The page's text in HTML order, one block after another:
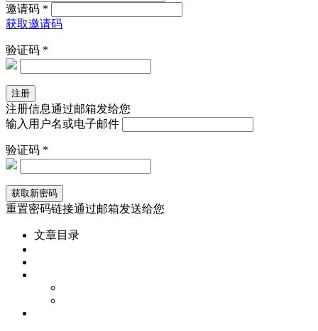
邀请码 *
获取邀请码
验证码 *
注册信息通过邮箱发给您
输入用户名或电子邮件
验证码 *
重置密码链接通过邮箱发送给您
文章目录